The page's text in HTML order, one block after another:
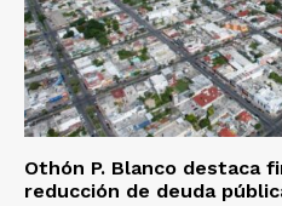
Othón P. Blanco destaca
reducción de deuda